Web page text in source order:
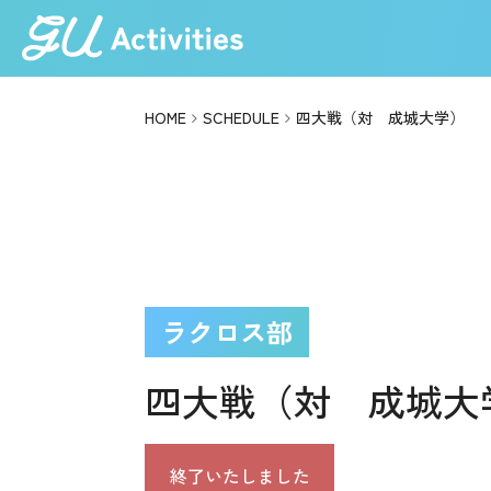
HOME SCHEDULE 四大戦（対 成城大学）
ラクロス部
四大戦（対 成城大
終了いたしました